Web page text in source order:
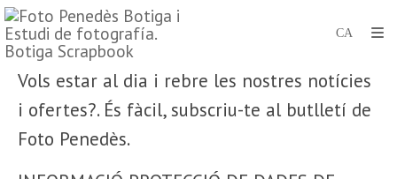
Vols estar al dia i rebre les nostres notícies
i ofertes?. És fàcil, subscriu-te al butlletí de
Foto Penedès.